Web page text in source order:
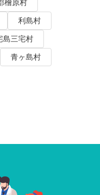
檜原村
利島村
島三宅村
青ヶ島村